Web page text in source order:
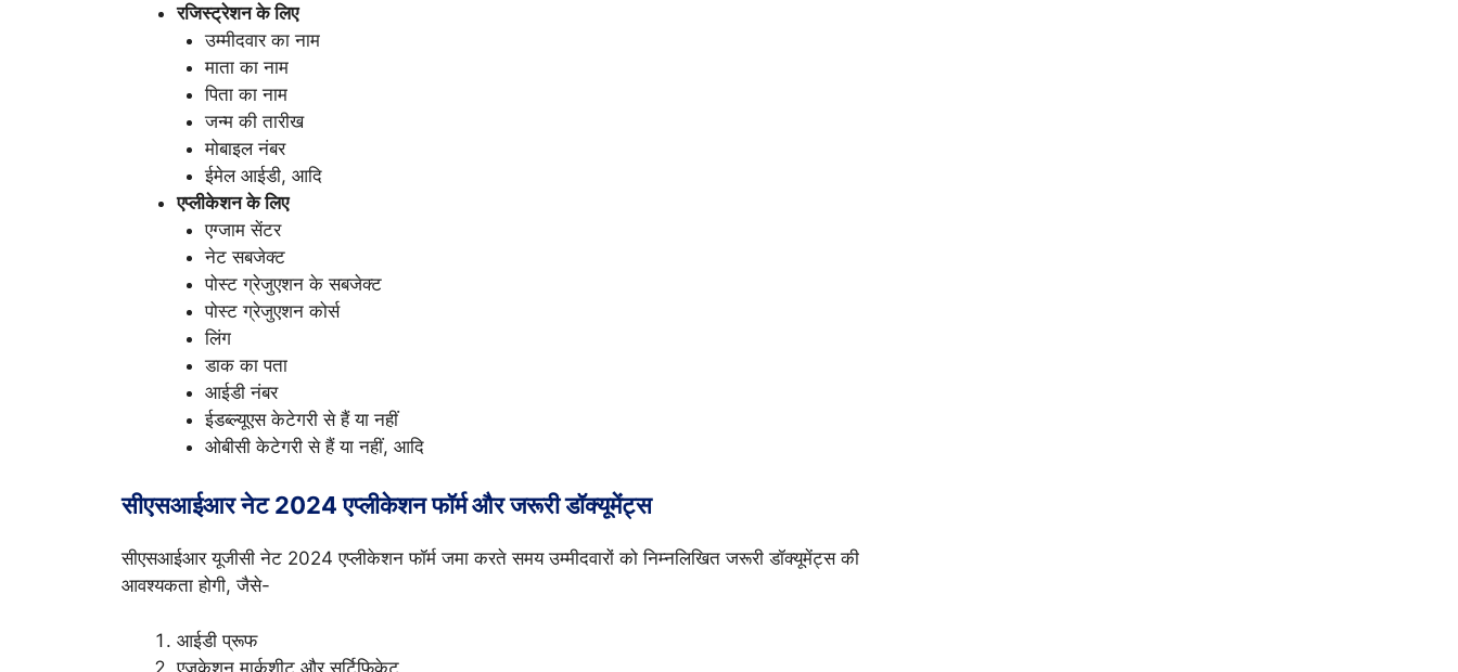
रजिस्ट्रेशन के लिए
उम्मीदवार का नाम
माता का नाम
पिता का नाम
जन्म की तारीख
मोबाइल नंबर
ईमेल आईडी, आदि
एप्लीकेशन के लिए
एग्जाम सेंटर
नेट सबजेक्ट
पोस्ट ग्रेजुएशन के सबजेक्ट
पोस्ट ग्रेजुएशन कोर्स
लिंग
डाक का पता
आईडी नंबर
ईडब्ल्यूएस केटेगरी से हैं या नहीं
ओबीसी केटेगरी से हैं या नहीं, आदि
सीएसआईआर नेट 2024 एप्लीकेशन फॉर्म और जरूरी डॉक्यूमेंट्स
सीएसआईआर यूजीसी नेट 2024 एप्लीकेशन फॉर्म जमा करते समय उम्मीदवारों को निम्नलिखित जरूरी डॉक्यूमेंट्स की
आवश्यकता होगी, जैसे-
आईडी प्रूफ
एजुकेशन मार्कशीट और सर्टिफिकेट